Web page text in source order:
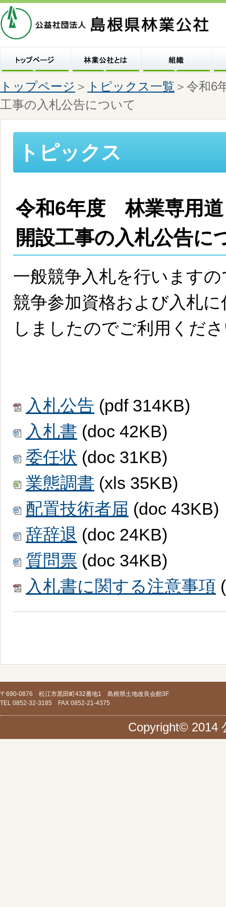
トップページ ＞ トピックス一覧 ＞令和6
工事の入札公告について
トピックス
令和6年度 林業専用
開設工事の入札公告に
一般競争入札を行います
競争参加資格および入札
しましたのでご利用くだ
入札公告 (pdf 314KB)
入札書 (doc 42KB)
委任状 (doc 31KB)
業態調書 (xls 35KB)
配置技術者届 (doc 43KB)
辞辞退 (doc 24KB)
質問票 (doc 34KB)
入札書に関する注意事項
〒690-0876 松江市黒田町432番地1 島根県土地改良会館3F
TEL 0852-32-3185 FAX 0852-21-4375
Copyright© 2014